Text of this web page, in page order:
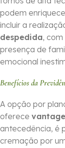
podem
incluir a
despedida,
presença de
emocional
Benefícios da
A opção por
oferece
antecedência, é
cremação por